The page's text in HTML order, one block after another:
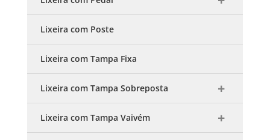
Lixeira com Poste
Lixeira com Tampa Fixa
Lixeira com Tampa Sobreposta
Lixeira com Tampa Vaivém